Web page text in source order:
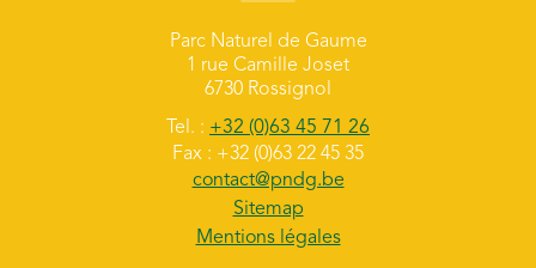
Parc Naturel de Gaume
1 rue Camille Joset
6730 Rossignol
Tel. : +32 (0)63 45 71 26
Fax : +32 (0)63 22 45 35
contact@pndg.be
Sitemap
Mentions légales